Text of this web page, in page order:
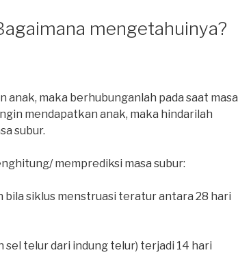
mengetahuinya?
anak, maka berhubunganlah pada saat masa
mendapatkan anak, maka hindarilah
subur.
memprediksi masa subur:
bila siklus menstruasi teratur antara 28 hari
sel telur dari indung telur) terjadi 14 hari